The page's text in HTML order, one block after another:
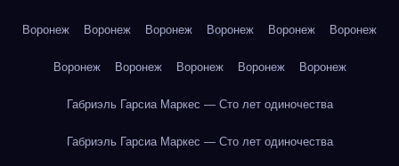
Воронеж Воронеж Воронеж Воронеж Воронеж Воронеж
Воронеж Воронеж Воронеж Воронеж Воронеж
Габриэль Гарсиа Маркес — Сто лет одиночества
Габриэль Гарсиа Маркес — Сто лет одиночества